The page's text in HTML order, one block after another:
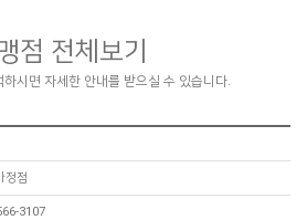
점 전체보기
시면 자세한 안내를 받으실 수 있습니다.
정점
3107